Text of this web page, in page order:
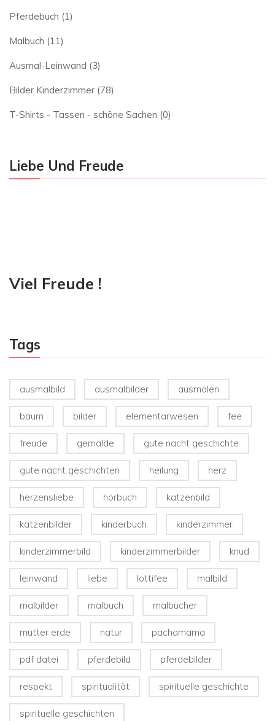
Pferdebuch (1)
Malbuch (11)
Ausmal-Leinwand (3)
Bilder Kinderzimmer (78)
T-Shirts - Tassen - schöne Sachen (0)
Liebe Und Freude
Viel Freude !
Tags
ausmalbild ausmalbilder ausmalen
baum bilder elementarwesen fee
freude gemälde gute nacht geschichte
gute nacht geschichten heilung herz
herzensliebe hörbuch katzenbild
katzenbilder kinderbuch kinderzimmer
kinderzimmerbild kinderzimmerbilder knud
leinwand liebe lottifee malbild
malbilder malbuch malbücher
mutter erde natur pachamama
pdf datei pferdebild pferdebilder
respekt spiritualität spirituelle geschichte
spirituelle geschichten